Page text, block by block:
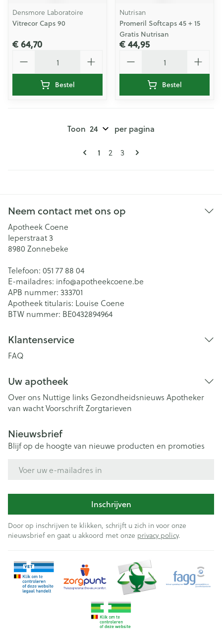
Densmore Laboratoire
Vitrecor Caps 90
€ 64,70
Bestel
Nutrisan
Promeril Softcaps 45 + 15
Gratis Nutrisan
€ 44,95
Bestel
Pagina's
U lees momenteel pagina
1 Pagina
2 Pagina
3
Toon per pagina
Neem contact met ons op
Apotheek Coene
Ieperstraat 3
8980 Zonnebeke
Telefoon: 051 77 88 04
E-mailadres: info@apotheekcoene.be
APB nummer: 333701
Apotheek titularis: Louise Coene
BTW nummer: BE0432894964
Klantenservice
FAQ
Uw apotheek
Over ons Nuttige links Gezondheidsnieuws Apotheker
van wachtVoorschriftZorgtarieven
Nieuwsbrief
Blijf op de hoogte van nieuwe producten en promoties
Inschrijven
Door op inschrijven te klikken, schrijft u zich in voor onze
nieuwsbrief en gaat u akkoord met onze privacy policy.